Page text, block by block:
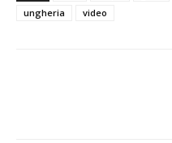
ungheria
video